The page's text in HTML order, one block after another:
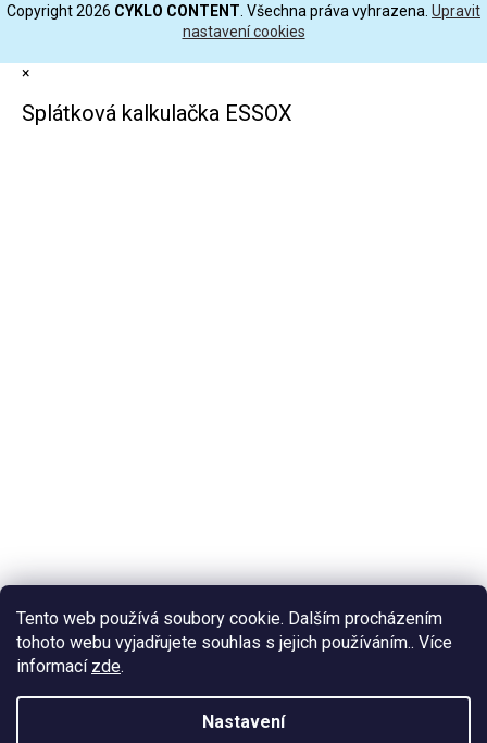
Tento web používá soubory cookie. Dalším procházením
tohoto webu vyjadřujete souhlas s jejich používáním.. Více
informací zde.
Nastavení
Copyright 2026 CYKLO CONTENT . Všechna práva vyhrazena. Upravit
nastavení cookies
×
Splátková kalkulačka ESSOX